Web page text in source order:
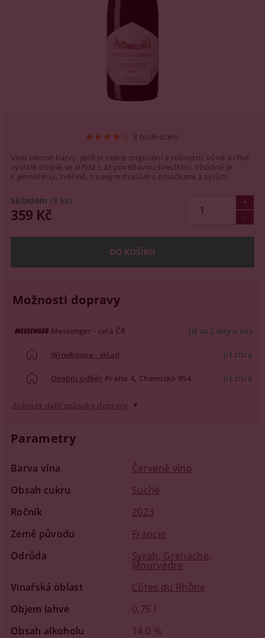
8 hodnocení
Víno temné barvy, jenž je velice originální a robustní, vůně a chuť
vyzrálé třešně se střídá s až povidlovou švestkou. Vhodné je
k jehněčímu, zvěřině, tmavým masům s omáčkami a sýrům.
Skladem (3 ks)
359 Kč
Možnosti dopravy
Messenger - celá ČR již za 2 dny u vás
Winehouse - sklad již zítra
Osobní odběr Praha 4, Chemická 954 již zítra
Zobrazit další způsoby dopravy
Parametry
Barva vína
Červené víno
Obsah cukru
Suché
Ročník
2023
Země původu
Francie
Odrůda
Syrah, Grenache,
Mourvédre
Vinařská oblast
Côtes du Rhône
Objem lahve
0,75 l
Obsah alkoholu
14,0 %